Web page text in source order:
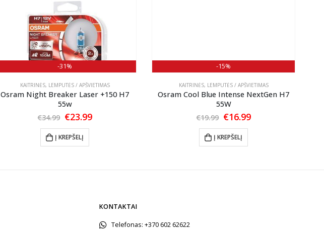
-31%
KAITRINĖS, LEMPUTĖS / APŠVIETIMAS
Osram Night Breaker Laser +150 H7
55w
€34.99 Original
price
was:
€34.99.
€23.99Current
Į KREPŠELĮ
-15%
KAITRINĖS, LEMPUTĖS / APŠVIETIMAS
Osram Cool Blue Intense NextGen H7
55W
€19.99 Original
price
was:
€19.99.
€16.99Current
Į KREPŠELĮ
KONTAKTAI
Telefonas: +370 602 62622